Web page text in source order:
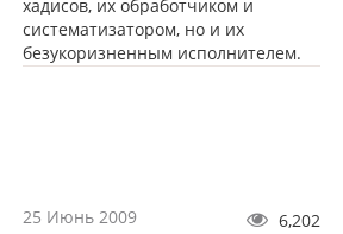
хадисов, их обработчиком и
систематизатором, но и их
безукоризненным исполнителем.
25 Июнь 2009 6,202